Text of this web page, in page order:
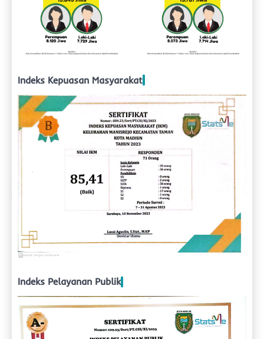
Indeks Kepuasan Masyarakat
Indeks Pelayanan Publik